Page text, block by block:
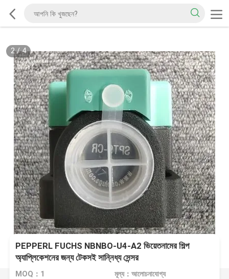
2/4
PEPPERL FUCHS NBNBO-U4-A2 ভিয়েতনামের শিল্প
অ্যাপ্লিকেশনের জন্য টেকসই সান্নিধ্য সেন্সর
MOQ：1 মূল্য：আলোচনাযোগ্য